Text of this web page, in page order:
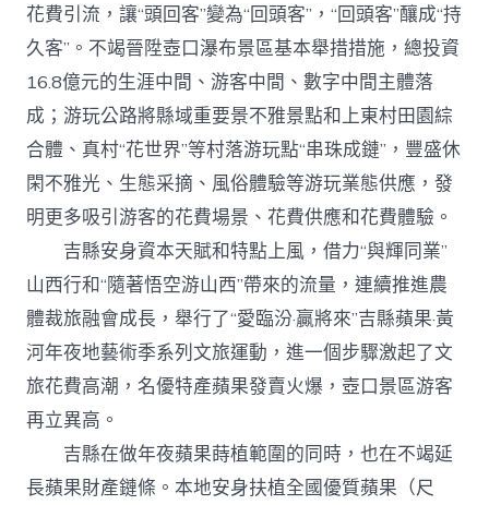
花費引流，讓“頭回客”變為“回頭客”，“回頭客”釀成“持
久客”。不竭晉陞壺口瀑布景區基本舉措措施，總投資
16.8億元的生涯中間、游客中間、數字中間主體落
成；游玩公路將縣域重要景不雅景點和上東村田園綜
合體、真村“花世界”等村落游玩點“串珠成鏈”，豐盛休
閑不雅光、生態采摘、風俗體驗等游玩業態供應，發
明更多吸引游客的花費場景、花費供應和花費體驗。
吉縣安身資本天賦和特點上風，借力“與輝同業”
山西行和“隨著悟空游山西”帶來的流量，連續推進農
體裁旅融會成長，舉行了“愛臨汾·贏將來”吉縣蘋果·黃
河年夜地藝術季系列文旅運動，進一個步驟激起了文
旅花費高潮，名優特產蘋果發賣火爆，壺口景區游客
再立異高。
吉縣在做年夜蘋果蒔植範圍的同時，也在不竭延
長蘋果財產鏈條。本地安身扶植全國優質蘋果（尺